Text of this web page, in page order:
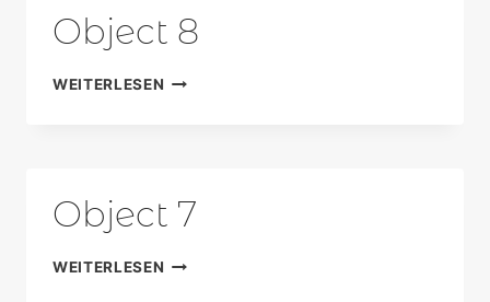
Object 8
WEITERLESEN OBJECT
Object 7
WEITERLESEN OBJECT